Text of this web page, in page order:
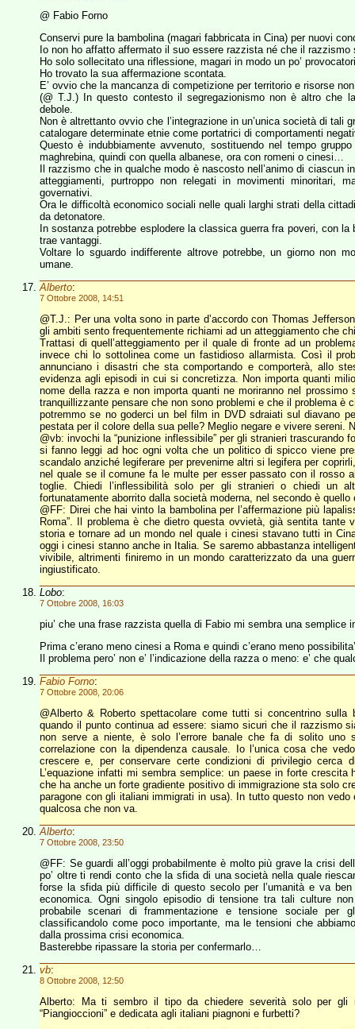
@ Fabio Forno
Conservi pure la bambolina (magari fabbricata in Cina) per nuovi
Io non ho affatto affermato il suo essere razzista né che il razzismo
Ho solo sollecitato una riflessione, magari in modo un po’
Ho trovato la sua affermazione scontata.
E’ ovvio che la mancanza di competizione per territorio e risorse
(@ T.J.) In questo contesto il segregazionismo non è altro che
debole.
Non è altrettanto ovvio che l’integrazione in un’unica società di
catalogare determinate etnie come portatrici di comportamenti
Questo è indubbiamente avvenuto, sostituendo nel tempo
maghrebina, quindi con quella albanese, ora con romeni o cinesi…
Il razzismo che in qualche modo è nascosto nell’animo di
atteggiamenti, purtroppo non relegati in movimenti minoritari,
governativi.
Ora le difficoltà economico sociali nelle quali larghi strati della
da detonatore.
In sostanza potrebbe esplodere la classica guerra fra poveri, con
trae vantaggi.
Voltare lo sguardo indifferente altrove potrebbe, un giorno non
umane.
Alberto:
7 Ottobre 2008, 14:51
@T.J.: Per una volta sono in parte d’accordo con Thomas
gli ambiti sento frequentemente richiami ad un atteggiamento che
Trattasi di quell’atteggiamento per il quale di fronte ad un
invece chi lo sottolinea come un fastidioso allarmista. Così il
annunciano i disastri che sta comportando e comporterà, allo
evidenza agli episodi in cui si concretizza. Non importa quanti
nome della razza e non importa quanti ne moriranno nel
tranquillizzante pensare che non sono problemi e che il problema è
potremmo se no goderci un bel film in DVD sdraiati sul diavano
pestata per il colore della sua pelle? Meglio negare e vivere sereni.
@vb: invochi la “punizione inflessibile” per gli stranieri trascurando
si fanno leggi ad hoc ogni volta che un politico di spicco viene
scandalo anziché legiferare per prevenirne altri si legifera per
nel quale se il comune fa le multe per esser passato con il rosso
toglie. Chiedi l’inflessibilità solo per gli stranieri o chiedi un
fortunatamente aborrito dalla società moderna, nel secondo è quello
@FF: Direi che hai vinto la bambolina per l’affermazione più
Roma”. Il problema è che dietro questa ovvietà, già sentita tante
storia e tornare ad un mondo nel quale i cinesi stavano tutti in
oggi i cinesi stanno anche in Italia. Se saremo abbastanza
vivibile, altrimenti finiremo in un mondo caratterizzato da una
ingiustificato.
Lobo:
7 Ottobre 2008, 16:03
piu’ che una frase razzista quella di Fabio mi sembra una semplice
Prima c’erano meno cinesi a Roma e quindi c’erano meno
Il problema pero’ non e’ l’indicazione della razza o meno: e’ che
Fabio Forno:
7 Ottobre 2008, 20:06
@Alberto & Roberto spettacolare come tutti si concentrino
quando il punto continua ad essere: siamo sicuri che il razzismo
non serve a niente, è solo l’errore banale che fa di solito uno
correlazione con la dipendenza causale. Io l’unica cosa che
crescere e, per conservare certe condizioni di privilegio cerca
L’equazione infatti mi sembra semplice: un paese in forte
che ha anche un forte gradiente positivo di immigrazione sta solo
paragone con gli italiani immigrati in usa). In tutto questo non
qualcosa che non va.
Alberto:
7 Ottobre 2008, 23:50
@FF: Se guardi all’oggi probabilmente è molto più grave la crisi
po’ oltre ti rendi conto che la sfida di una società nella quale
forse la sfida più difficile di questo secolo per l’umanità e va
economica. Ogni singolo episodio di tensione tra tali culture
probabile scenari di frammentazione e tensione sociale per
classificandolo come poco importante, ma le tensioni che
dalla prossima crisi economica.
Basterebbe ripassare la storia per confermarlo…
vb:
8 Ottobre 2008, 12:50
Alberto: Ma ti sembro il tipo da chiedere severità solo per gli
“Piangioccioni” e dedicata agli italiani piagnoni e furbetti?